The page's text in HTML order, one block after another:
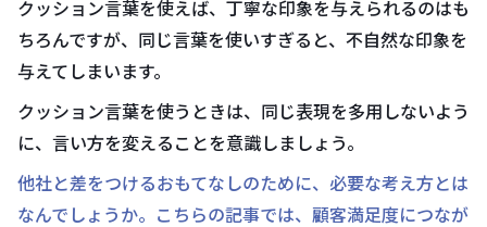
クッション言葉を使えば、丁寧な印象を与えられるのはも
ちろんですが、同じ言葉を使いすぎると、不自然な印象を
与えてしまいます。
クッション言葉を使うときは、同じ表現を多用しないよう
に、言い方を変えることを意識しましょう。
他社と差をつけるおもてなしのために、必要な考え方とは
なんでしょうか。こちらの記事では、顧客満足度につなが